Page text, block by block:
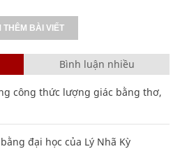
THÊM BÀI VIẾT
Bình luận nhiều
công thức lượng giác bằng thơ,
đại học của Lý Nhã Kỳ